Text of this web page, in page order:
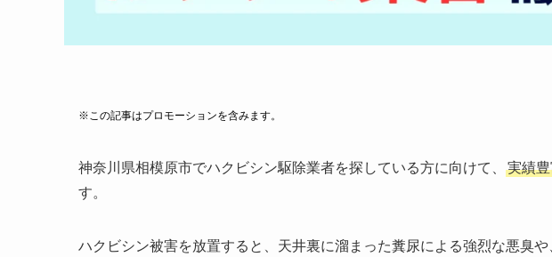
※この記事はプロモーションを含みます。
神奈川県相模原市でハクビシン駆除業者を探している方に向けて、 実績
す。
ハクビシン被害を放置すると、天井裏に溜まった糞尿による強烈な悪臭